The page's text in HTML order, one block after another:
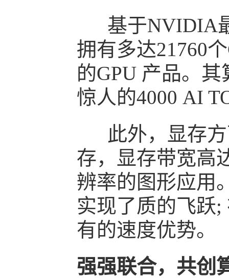
基于NVIDIA最
拥有多达21760
的GPU 产品。
惊人的4000 AI
此外，显存方
存，显存带宽高
辨率的图形应用
实现了质的飞跃
有的速度优势。
强强联合，共创